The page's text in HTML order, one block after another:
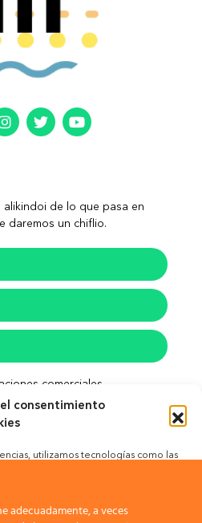
consentimiento
utilizamos tecnologías como las
o las identificaciones únicas
el consentimiento, puede afectar
alikindoi de lo que pasa en
daremos un chiflio.
comerciales
de privacidad
adecuadamente, a veces